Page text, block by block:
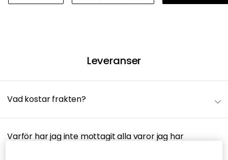
Leveranser
Vad kostar frakten?
Varför har jag inte mottagit alla varor jag har